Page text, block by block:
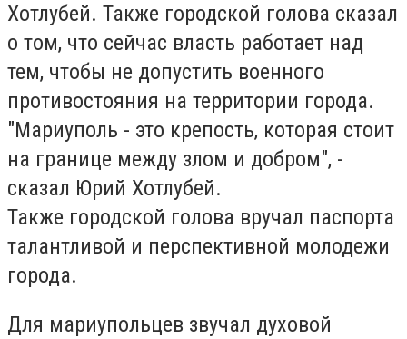
Хотлубей. Также городской голова сказал
о том, что сейчас власть работает над
тем, чтобы не допустить военного
противостояния на территории города.
"Мариуполь - это крепость, которая стоит
на границе между злом и добром", -
сказал Юрий Хотлубей.
Также городской голова вручал паспорта
талантливой и перспективной молодежи
города.
Для мариупольцев звучал духовой